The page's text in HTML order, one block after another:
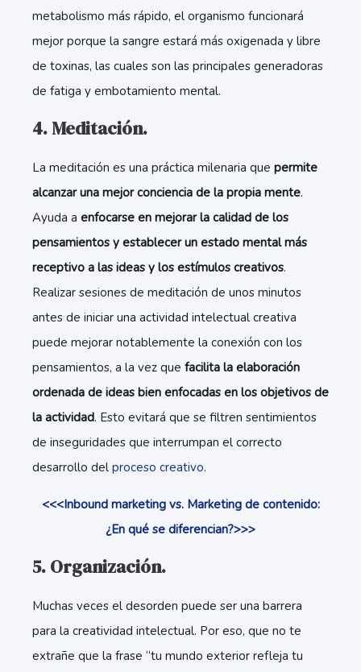
metabolismo más rápido, el organismo funcionará
mejor porque la sangre estará más oxigenada y libre
de toxinas, las cuales son las principales generadoras
de fatiga y embotamiento mental.
4. Meditación.
La meditación es una práctica milenaria que permite
alcanzar una mejor conciencia de la propia mente.
Ayuda a enfocarse en mejorar la calidad de los
pensamientos y establecer un estado mental más
receptivo a las ideas y los estímulos creativos.
Realizar sesiones de meditación de unos minutos
antes de iniciar una actividad intelectual creativa
puede mejorar notablemente la conexión con los
pensamientos, a la vez que facilita la elaboración
ordenada de ideas bien enfocadas en los objetivos de
la actividad. Esto evitará que se filtren sentimientos
de inseguridades que interrumpan el correcto
desarrollo del proceso creativo.
<<<Inbound marketing vs. Marketing de contenido:
¿En qué se diferencian?>>>
5. Organización.
Muchas veces el desorden puede ser una barrera
para la creatividad intelectual. Por eso, que no te
extrañe que la frase “tu mundo exterior refleja tu